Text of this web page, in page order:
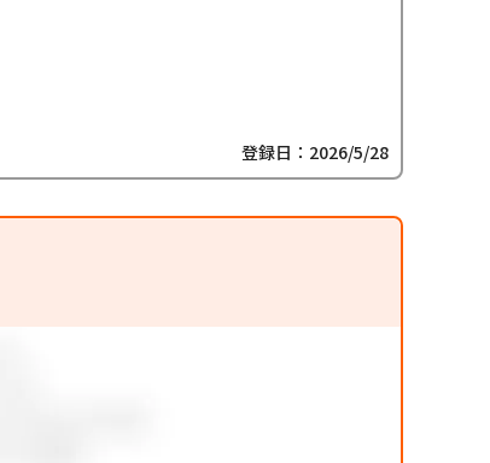
登録日：2026/5/28